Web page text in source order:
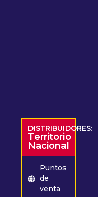
DISTRIBUIDORES:
Territorio
Nacional
Puntos
de
venta